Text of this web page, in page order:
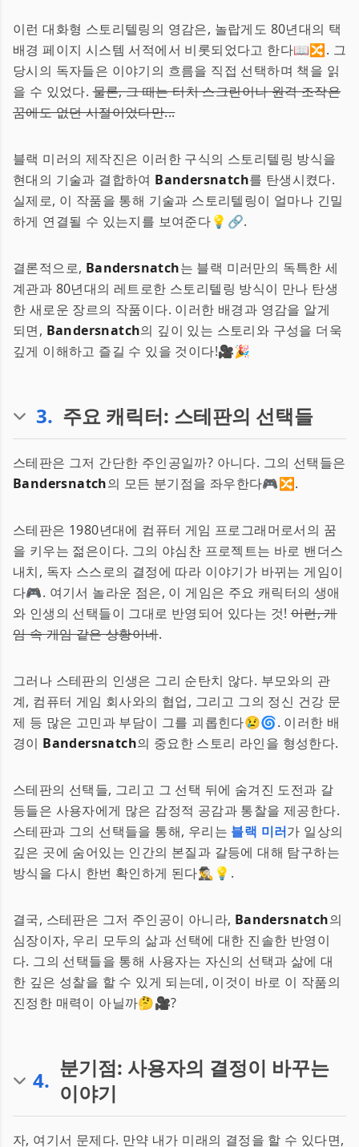
이런 대화형 스토리텔링의 영감은, 놀랍게도 80년대의 택
배경 페이지 시스템 서적에서 비롯되었다고 한다📖🔀. 그
당시의 독자들은 이야기의 흐름을 직접 선택하며 책을 읽
을 수 있었다.물론, 그 때는 터치 스크린이나 원격 조작은
꿈에도 없던 시절이었다만...
블랙 미러의 제작진은 이러한 구식의 스토리텔링 방식을
현대의 기술과 결합하여 Bandersnatch를 탄생시켰다.
실제로, 이 작품을 통해 기술과 스토리텔링이 얼마나 긴밀
하게 연결될 수 있는지를 보여준다💡🔗.
결론적으로, Bandersnatch는 블랙 미러만의 독특한 세
계관과 80년대의 레트로한 스토리텔링 방식이 만나 탄생
한 새로운 장르의 작품이다. 이러한 배경과 영감을 알게
되면, Bandersnatch의 깊이 있는 스토리와 구성을 더욱
깊게 이해하고 즐길 수 있을 것이다!🎥🎉
3. 주요 캐릭터: 스테판의 선택들
스테판은 그저 간단한 주인공일까? 아니다. 그의 선택들은
Bandersnatch의 모든 분기점을 좌우한다🎮🔀.
스테판은 1980년대에 컴퓨터 게임 프로그래머로서의 꿈
을 키우는 젊은이다. 그의 야심찬 프로젝트는 바로 밴더스
내치, 독자 스스로의 결정에 따라 이야기가 바뀌는 게임이
다🎮. 여기서 놀라운 점은, 이 게임은 주요 캐릭터의 생애
와 인생의 선택들이 그대로 반영되어 있다는 것!이런, 게
임 속 게임 같은 상황이네.
그러나 스테판의 인생은 그리 순탄치 않다. 부모와의 관
계, 컴퓨터 게임 회사와의 협업, 그리고 그의 정신 건강 문
제 등 많은 고민과 부담이 그를 괴롭힌다😢🌀. 이러한 배
경이 Bandersnatch의 중요한 스토리 라인을 형성한다.
스테판의 선택들, 그리고 그 선택 뒤에 숨겨진 도전과 갈
등들은 사용자에게 많은 감정적 공감과 통찰을 제공한다.
스테판과 그의 선택들을 통해, 우리는 블랙 미러가 일상의
깊은 곳에 숨어있는 인간의 본질과 갈등에 대해 탐구하는
방식을 다시 한번 확인하게 된다🕵️‍♂️💡.
결국, 스테판은 그저 주인공이 아니라, Bandersnatch의
심장이자, 우리 모두의 삶과 선택에 대한 진솔한 반영이
다. 그의 선택들을 통해 사용자는 자신의 선택과 삶에 대
한 깊은 성찰을 할 수 있게 되는데, 이것이 바로 이 작품의
진정한 매력이 아닐까🤔🎥?
4. 분기점: 사용자의 결정이 바꾸는
이야기
자, 여기서 문제다. 만약 내가 미래의 결정을 할 수 있다면,